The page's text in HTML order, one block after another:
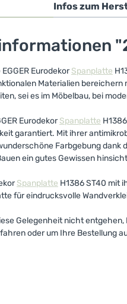
Infos zum
EurodekorSpanplatte
Materialien
sei es im Möbelbau, bei
EurodekorSpanplatte
garantiert. Mit ihrer
Farbgebung
ein gutes Gewissen
Spanplatte H1386 ST40 mit
für eindrucksvolle
Gelegenheit nicht
oder um Ihre Bestellung